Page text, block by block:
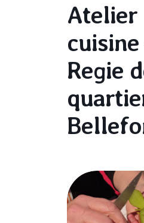
Atelier
cuisine
Regie